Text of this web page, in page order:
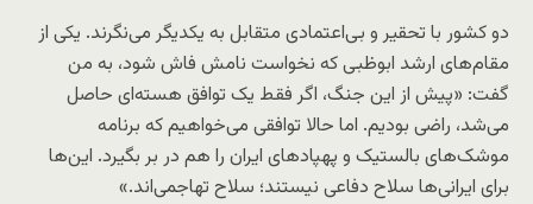
دو کشور با تحقیر و بی‌اعتمادی متقابل به یکدیگر می‌نگرند. یکی از
مقام‌های ارشد ابوظبی که نخواست نامش فاش شود، به من
گفت: «پیش از این جنگ، اگر فقط یک توافق هسته‌ای حاصل
می‌شد، راضی بودیم. اما حالا توافقی می‌خواهیم که برنامه
موشک‌های بالستیک و پهپادهای ایران را هم در بر بگیرد. این‌ها
برای ایرانی‌ها سلاح دفاعی نیستند؛ سلاح تهاجمی‌اند.»